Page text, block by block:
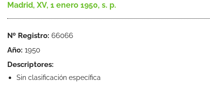
Madrid, XV, 1 enero 1950, s. p.
Nº Registro: 66066
Año: 1950
Descriptores:
Sin clasificación específica